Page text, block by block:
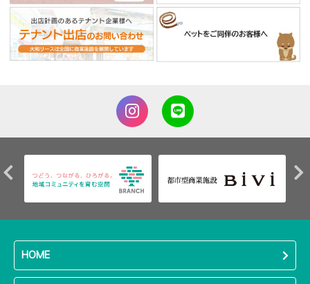
HOME